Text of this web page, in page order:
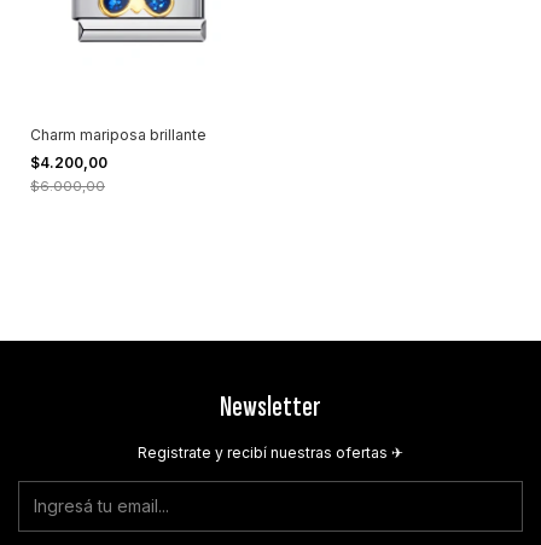
Charm mariposa brillante
$4.200,00
$6.000,00
Newsletter
Registrate y recibí nuestras ofertas ✈︎